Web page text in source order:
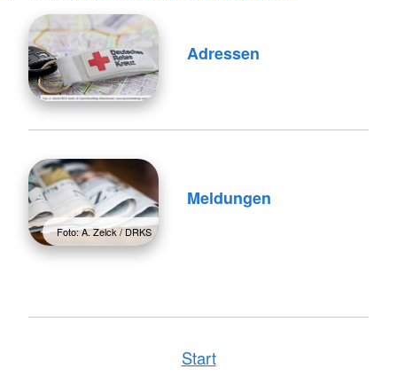
Adressen
Foto: A. Zelck / DRKS
Meldungen
Start